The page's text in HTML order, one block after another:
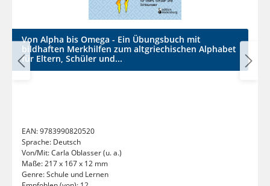
Von Alpha bis Omega - Ein Übungsbuch mit
bildhaften Merkhilfen zum altgriechischen Alphabet
für Eltern, Schüler und...
EAN:9783990820520
Sprache: Deutsch
Von/Mit:Carla Oblasser (u. a.)
Maße:217 x 167 x 12 mm
Genre:Schule und Lernen